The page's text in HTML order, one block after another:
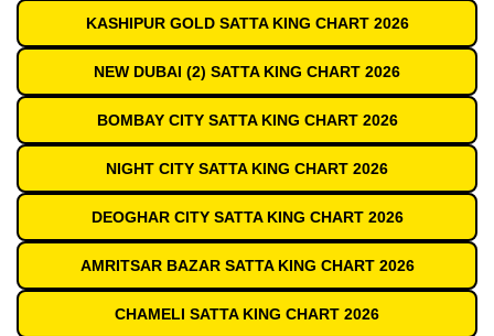
KASHIPUR GOLD SATTA KING CHART 2026
NEW DUBAI (2) SATTA KING CHART 2026
BOMBAY CITY SATTA KING CHART 2026
NIGHT CITY SATTA KING CHART 2026
DEOGHAR CITY SATTA KING CHART 2026
AMRITSAR BAZAR SATTA KING CHART 2026
CHAMELI SATTA KING CHART 2026